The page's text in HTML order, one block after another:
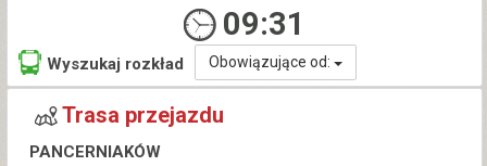
09:31
Wyszukaj rozkład Obowiązujące od:
Trasa przejazdu
PANCERNIAKÓW